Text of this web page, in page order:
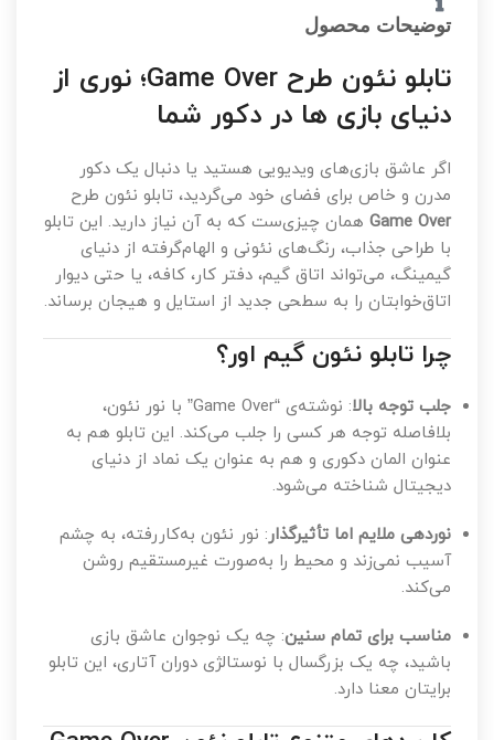
توضیحات محصول
تابلو نئون طرح Game Over؛ نوری از
دنیای بازی ها در دکور شما
اگر عاشق بازی‌های ویدیویی هستید یا دنبال یک دکور
مدرن و خاص برای فضای خود می‌گردید، تابلو نئون طرح
Game Over همان چیزی‌ست که به آن نیاز دارید. این تابلو
با طراحی جذاب، رنگ‌های نئونی و الهام‌گرفته از دنیای
گیمینگ، می‌تواند اتاق گیم، دفتر کار، کافه، یا حتی دیوار
اتاق‌خوابتان را به سطحی جدید از استایل و هیجان برساند.
چرا تابلو نئون گیم اور؟
جلب توجه بالا
: نوشته‌ی “Game Over” با نور نئون،
بلافاصله توجه هر کسی را جلب می‌کند. این تابلو هم به
عنوان المان دکوری و هم به عنوان یک نماد از دنیای
دیجیتال شناخته می‌شود.
نوردهی ملایم اما تأثیرگذار: نور نئون به‌کاررفته، به چشم
آسیب نمی‌زند و محیط را به‌صورت غیرمستقیم روشن
می‌کند.
مناسب برای تمام سنین: چه یک نوجوان عاشق بازی
باشید، چه یک بزرگسال با نوستالژی دوران آتاری، این تابلو
برایتان معنا دارد.